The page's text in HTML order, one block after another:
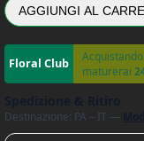
AGGIUNGI AL
maturerai
Destinazione: PA – IT —